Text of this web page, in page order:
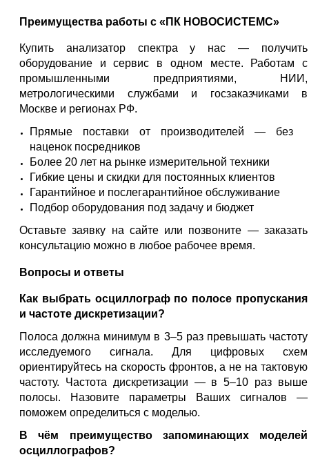
Преимущества работы с «ПК НОВОСИСТЕМС»
Купить анализатор спектра у нас — получить
оборудование и сервис в одном месте. Работам с
промышленными предприятиями, НИИ,
метрологическими службами и госзаказчиками в
Москве и регионах РФ.
Прямые поставки от производителей — без
наценок посредников
Более 20 лет на рынке измерительной техники
Гибкие цены и скидки для постоянных клиентов
Гарантийное и послегарантийное обслуживание
Подбор оборудования под задачу и бюджет
Оставьте заявку на сайте или позвоните — заказать
консультацию можно в любое рабочее время.
Вопросы и ответы
Как выбрать осциллограф по полосе пропускания
и частоте дискретизации?
Полоса должна минимум в 3–5 раз превышать частоту
исследуемого сигнала. Для цифровых схем
ориентируйтесь на скорость фронтов, а не на тактовую
частоту. Частота дискретизации — в 5–10 раз выше
полосы. Назовите параметры Ваших сигналов —
поможем определиться с моделью.
В чём преимущество запоминающих моделей
осциллографов?